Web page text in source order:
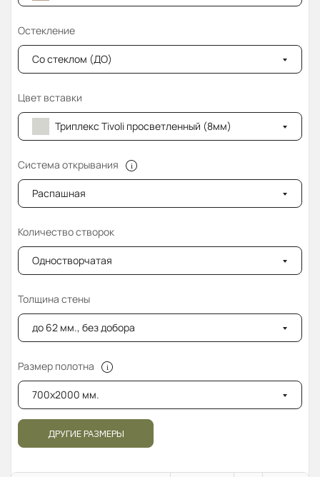
Остекление
Со стеклом (ДО)
Цвет вставки
Триплекс Tivoli просветленный (8мм)
Система открывания
Распашная
Количество створок
Одностворчатая
Толщина стены
до 62 мм., без добора
Размер полотна
700x2000 мм.
ДРУГИЕ РАЗМЕРЫ